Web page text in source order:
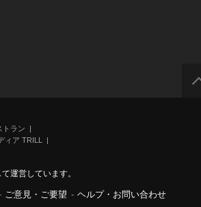
ラン
ィア TRILL
運営しています。
ご意見・ご要望 - ヘルプ・お問い合わせ